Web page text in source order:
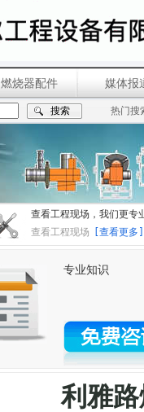
燃烧器配件 媒体报
热门搜
查看工程现场，我们更专
查看工程现场
[查看更多]
专业知识
利雅